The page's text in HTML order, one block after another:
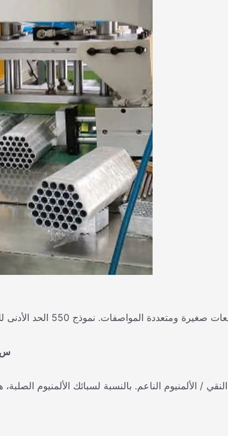
س5: هل هناك تكوينات مختلفة للألمنيوم النقي